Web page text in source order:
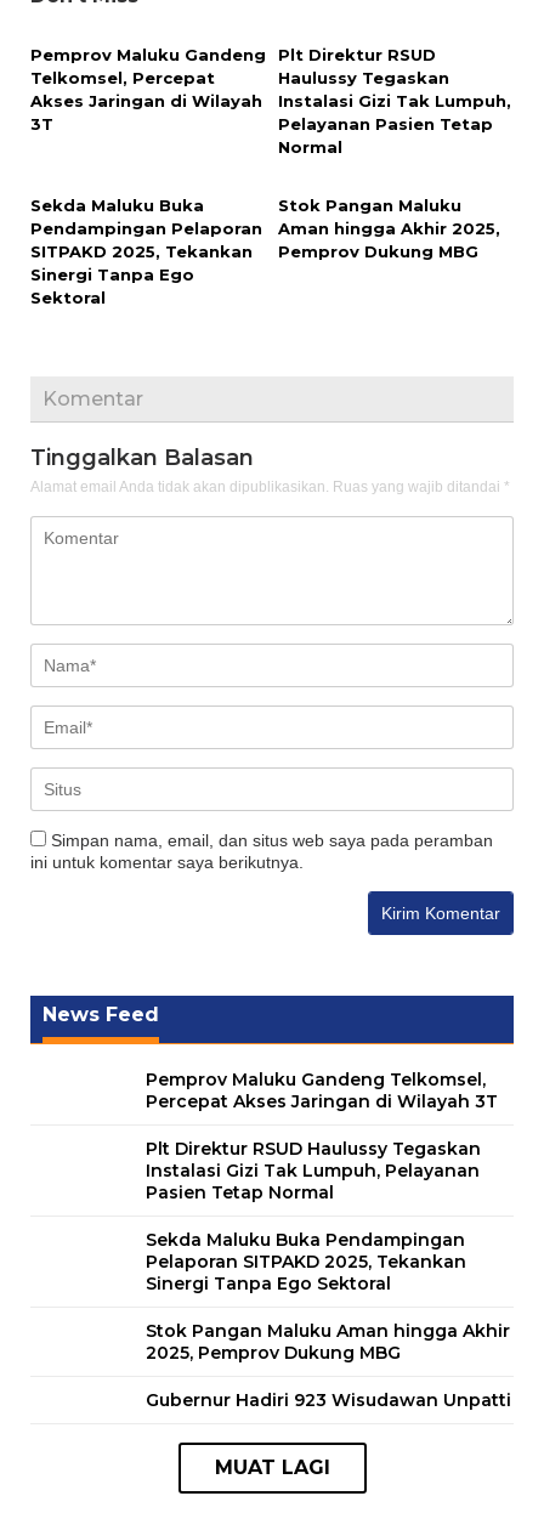
Pemprov Maluku Gandeng
Telkomsel, Percepat
Akses Jaringan di Wilayah
3T
Plt Direktur RSUD
Haulussy Tegaskan
Instalasi Gizi Tak Lumpuh,
Pelayanan Pasien Tetap
Normal
Sekda Maluku Buka
Pendampingan Pelaporan
SITPAKD 2025, Tekankan
Sinergi Tanpa Ego
Sektoral
Stok Pangan Maluku
Aman hingga Akhir 2025,
Pemprov Dukung MBG
Komentar
Tinggalkan Balasan
Alamat email Anda tidak akan dipublikasikan. Ruas yang wajib ditandai *
Simpan nama, email, dan situs web saya pada peramban
ini untuk komentar saya berikutnya.
News Feed
Pemprov Maluku Gandeng Telkomsel,
Percepat Akses Jaringan di Wilayah 3T
Plt Direktur RSUD Haulussy Tegaskan
Instalasi Gizi Tak Lumpuh, Pelayanan
Pasien Tetap Normal
Sekda Maluku Buka Pendampingan
Pelaporan SITPAKD 2025, Tekankan
Sinergi Tanpa Ego Sektoral
Stok Pangan Maluku Aman hingga Akhir
2025, Pemprov Dukung MBG
Gubernur Hadiri 923 Wisudawan Unpatti